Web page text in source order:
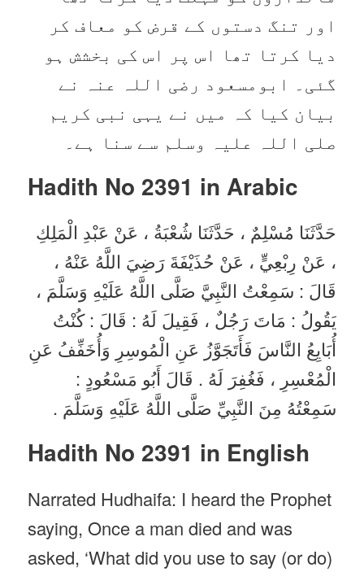
اور تنگ دستوں کے قرض کو معاف کر
دیا کرتا تھا اس پر اس کی بخشش ہو
گئی۔ ابومسعود رضی اللہ عنہ نے
بیان کیا کہ میں نے یہی نبی کریم
صلی اللہ علیہ وسلم سے سنا ہے۔
Hadith No 2391 in Arabic
حَدَّثَنَا مُسْلِمٌ ، حَدَّثَنَا شُعْبَةُ ، عَنْ عَبْدِ الْمَلِكِ
، عَنْ رِبْعِيٍّ ، عَنْ حُذَيْفَةَ رَضِيَ اللَّهُ عَنْهُ ،
قَالَ : سَمِعْتُ النَّبِيَّ صَلَّى اللَّهُ عَلَيْهِ وَسَلَّمَ ،
يَقُولُ : مَاتَ رَجُلٌ ، فَقِيلَ لَهُ : قَالَ : كُنْتُ
أُبَايِعُ النَّاسَ فَأَتَجَوَّزُ عَنِ الْمُوسِرِ وَأُخَفِّفُ عَنِ
الْمُعْسِرِ ، فَغُفِرَ لَهُ . قَالَ أَبُو مَسْعُودٍ :
سَمِعْتُهُ مِنَ النَّبِيِّ صَلَّى اللَّهُ عَلَيْهِ وَسَلَّمَ .
Hadith No 2391 in English
Narrated Hudhaifa: I heard the Prophet
saying, Once a man died and was
asked, ‘What did you use to say (or do)